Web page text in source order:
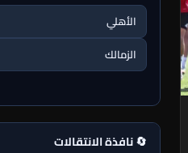
الأهلي
الزمالك
🔄 نافذة الانتقالات